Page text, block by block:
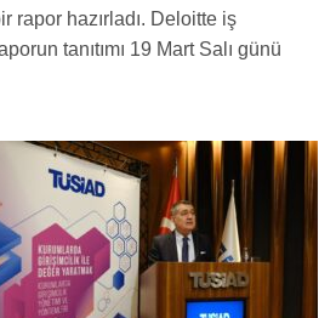
rapor hazırladı. Deloitte iş
tanıtımı 19 Mart Salı günü